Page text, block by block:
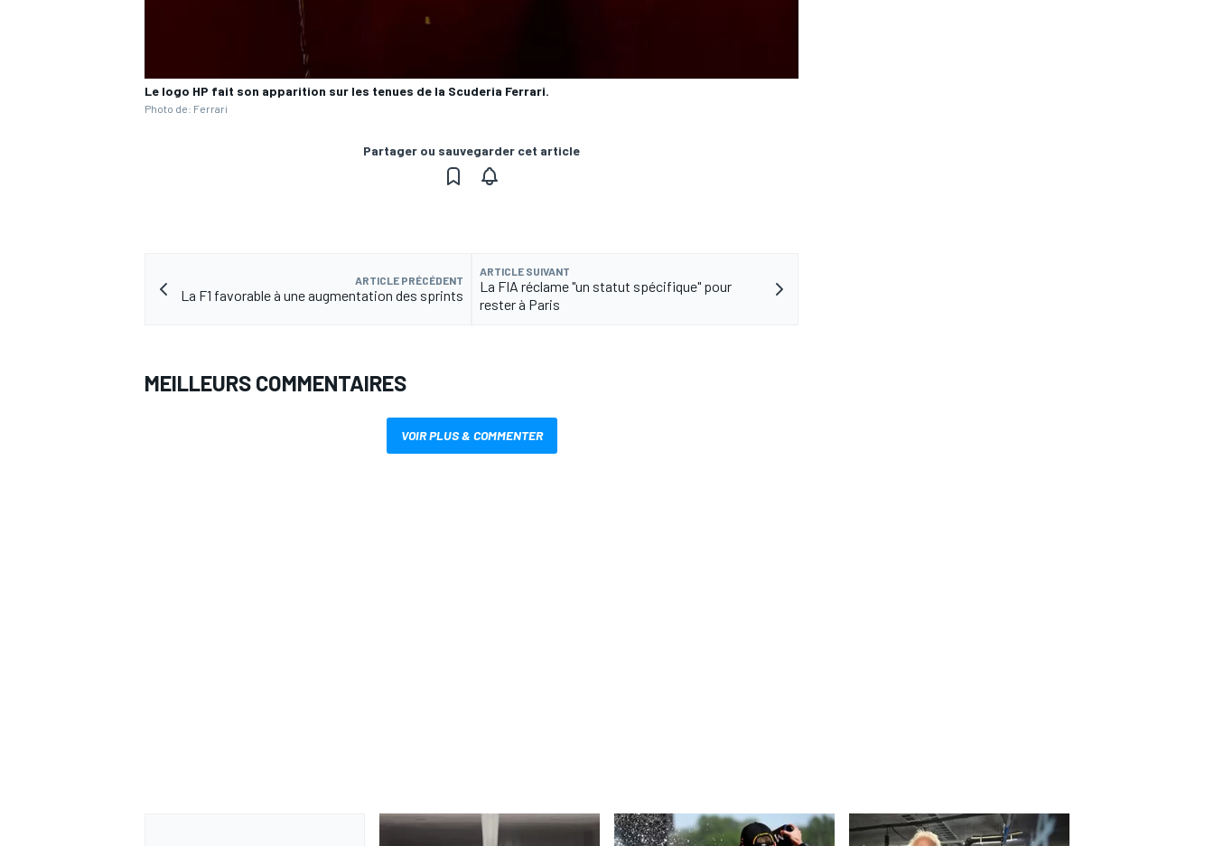
Le logo HP fait son apparition sur les tenues de la Scuderia Ferrari.
Photo de: Ferrari
Partager ou sauvegarder cet article
ARTICLE PRÉCÉDENT
La F1 favorable à une augmentation des sprints
ARTICLE SUIVANT
La FIA réclame "un statut spécifique" pour
rester à Paris
MEILLEURS COMMENTAIRES
VOIR PLUS & COMMENTER